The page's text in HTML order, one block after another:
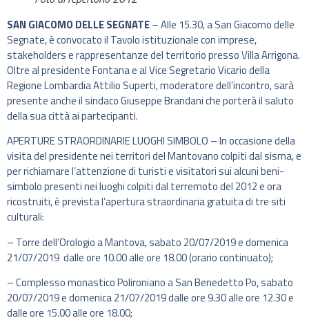
SAN GIACOMO DELLE SEGNATE– Alle 15.30, a San Giacomo delle
Segnate, è convocato il Tavolo istituzionale con imprese,
stakeholders e rappresentanze del territorio presso Villa Arrigona.
Oltre al presidente Fontana e al Vice Segretario Vicario della
Regione Lombardia Attilio Superti, moderatore dell’incontro, sarà
presente anche il sindaco Giuseppe Brandani che porterà il saluto
della sua città ai partecipanti.
APERTURE STRAORDINARIE LUOGHI SIMBOLO – In occasione della
visita del presidente nei territori del Mantovano colpiti dal sisma, e
per richiamare l’attenzione di turisti e visitatori sui alcuni beni-
simbolo presenti nei luoghi colpiti dal terremoto del 2012 e ora
ricostruiti, è prevista l’apertura straordinaria gratuita di tre siti
culturali:
– Torre dell’Orologio a Mantova, sabato 20/07/2019 e domenica
21/07/2019 dalle ore 10.00 alle ore 18.00 (orario continuato);
– Complesso monastico Polironiano a San Benedetto Po, sabato
20/07/2019 e domenica 21/07/2019 dalle ore 9.30 alle ore 12.30 e
dalle ore 15.00 alle ore 18.00;